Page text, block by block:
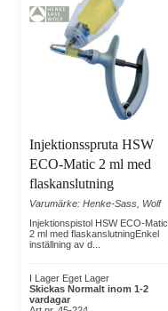
Injektionsspruta HSW
ECO-Matic 2 ml med
flaskanslutning
Varumärke: Henke-Sass, Wolf
Injektionspistol HSW ECO-Matic
2 ml med flaskanslutningEnkel
inställning av d...
I Lager Eget Lager
Skickas Normalt inom 1-2
vardagar